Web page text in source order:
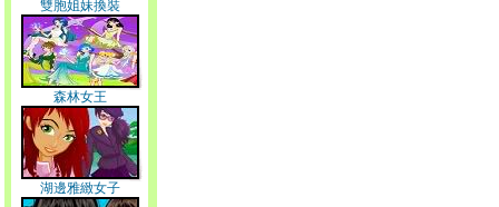
雙胞姐妹換裝
森林女王
湖邊雅緻女子